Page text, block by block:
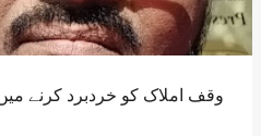
وقف املاک کو خردبرد کرنے